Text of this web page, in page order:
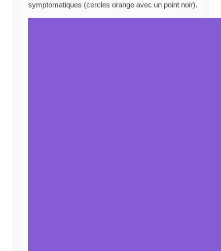
symptomatiques (cercles orange avec un point noir).